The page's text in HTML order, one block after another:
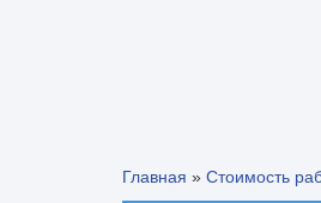
Главная » Стоимость